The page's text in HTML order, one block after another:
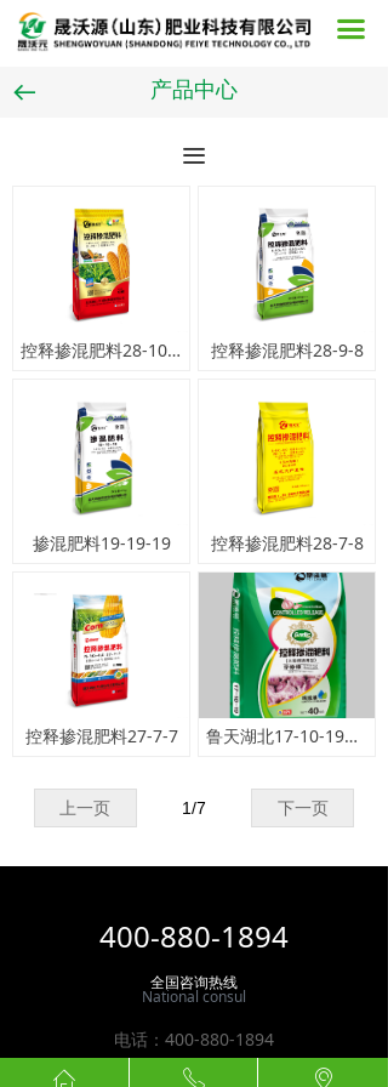
끀
首页
关于我们
在线留言
新闻中心
联系我们
ꀇ ꂅ ꀷ
控释掺混肥料28-10-10 控释掺混肥料28-9-8
掺混肥料19-19-19 控释掺混肥料28-7-8
控释掺混肥料27-7-7 鲁天湖北17-10-19大蒜控释掺混肥
上一页 下一页
1/7
产品中心
뀷
끀
400-880-1894
全国咨询热线
National consul
电话： 400-880-1894
地址：山东省泰安市肥城市湖屯镇油库路002号